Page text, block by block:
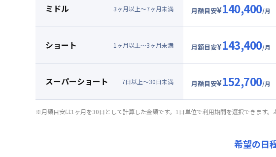
賃料：87,000円/月
その他費用詳細料金
24,000円/月 (800
契約事務手数料 ：5,000
ミドル 3ヶ月以上～7ヶ月未満 月額目安¥140,400/月
賃料：90,000円/月
その他費用詳細料金
24,000円/月 (800
契約事務手数料： 5,000
ショート 1 ヶ月以上～3ヶ月未満 月額目安¥143,400/月
賃料：93,000円/月
その他費用詳細料金
初期費用詳細料金
契約事務手数料 ：5,000 円/
スーパーショート 7日以上～30日未満 月額目安¥152,700/月
賃料：93,000円/月
15,000円/回 (税
※月額目安は1ヶ月を30日として計算した金額です。1日単位で利用期間を選択できます
希望の日